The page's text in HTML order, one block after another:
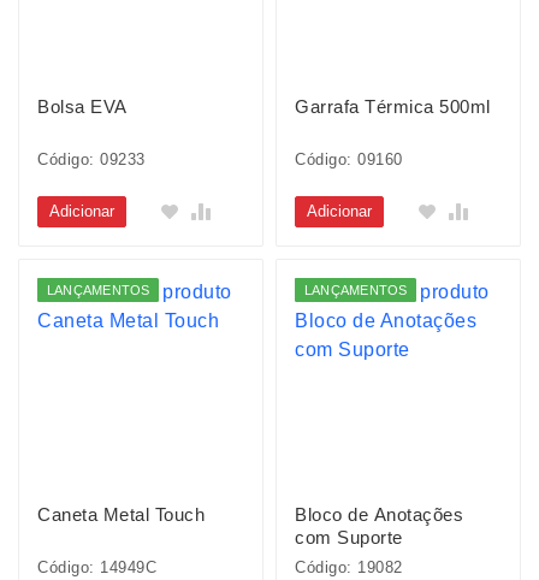
Bolsa EVA
Código: 09233
Adicionar
Garrafa Térmica 500ml
Código: 09160
Adicionar
LANÇAMENTOS
Caneta Metal Touch
Código: 14949C
LANÇAMENTOS
Bloco de Anotações
com Suporte
Código: 19082